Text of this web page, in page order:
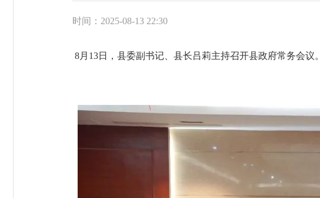
时间：2025-08-13 22:30
8月13日，县委副书记、县长吕莉主持召开县政府常务会议。